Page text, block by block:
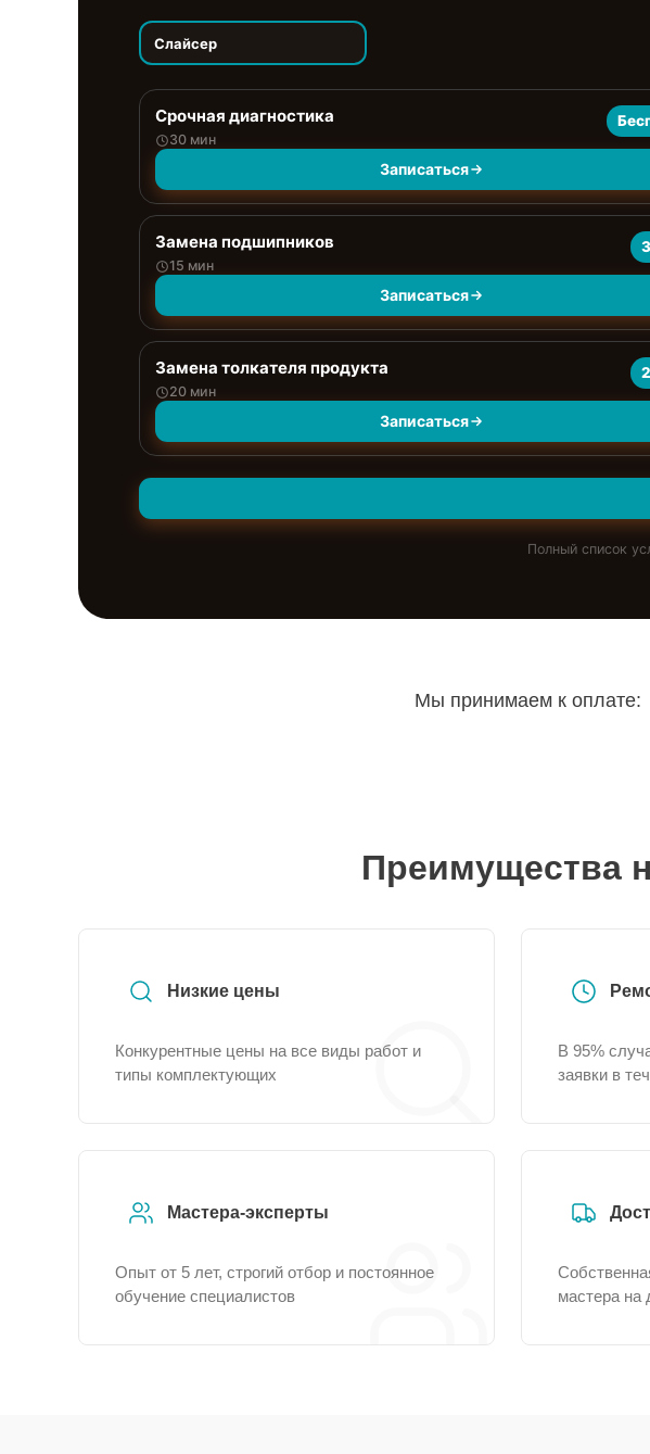
Слайсер
Срочная диагностика
30 мин
Записаться
Замена подшипников
15 мин
Записаться
Замена толкателя продукта
20 мин
Записаться
Полный список
Мы принимаем к оплате:
Преимущества
Низкие цены
Конкурентные цены на все виды работ и
типы комплектующих
В 95%
заявки в
Мастера-эксперты
Опыт от 5 лет, строгий отбор и постоянное
обучение специалистов
мастера на